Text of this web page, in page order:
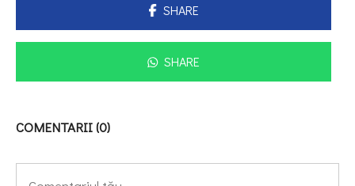
SHARE
SHARE
COMENTARII (0)